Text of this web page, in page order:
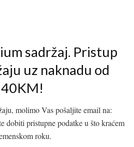
sadržaj. Pristup
uz naknadu od
40KM!
molimo Vas pošaljite email na:
dobiti pristupne podatke u što kraćem
roku.